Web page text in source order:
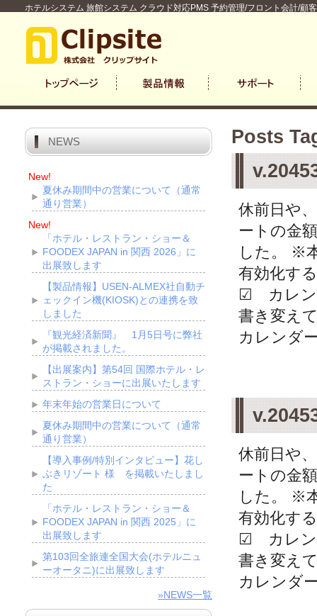
ホテルシステム 旅館システム クラウド対応PMS 予約管理/フロント会計/顧
Posts
休前日や
ートの金
した。 ※
有効化す
☑ カレン
書き変え
カレンダ
休前日や
ートの金
した。 ※
有効化す
☑ カレン
書き変え
カレンダ
NEWS
New!
夏休み期間中の営業について（通常
通り営業）
New!
「ホテル・レストラン・ショー＆
FOODEX JAPAN in 関西 2026」に
出展致します
【製品情報】USEN-ALMEX社自動チ
ェックイン機(KIOSK)との連携を致
しました
『観光経済新聞』 1月5日号に弊社
が掲載されました。
【出展案内】第54回 国際ホテル・レ
ストラン・ショーに出展いたします
年末年始の営業日について
夏休み期間中の営業について（通常
通り営業）
【導入事例/特別インタビュー】花し
ぶきリゾート 様 を掲載いたしまし
た
「ホテル・レストラン・ショー＆
FOODEX JAPAN in 関西 2025」に
出展致します
第103回全旅連全国大会(ホテルニュ
ーオータニ)に出展致します
»NEWS一覧